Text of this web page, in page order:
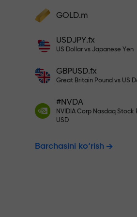
Hisobni to‘ldiring
emas. Depozit
multiplikator
Hisobingizni
Risksiz
X1000
GOLD.m
USDJPY.fx
US Dollar vs Japanese Yen
GBPUSD.fx
Great Britain Pound vs US
#NVDA
NVIDIA Corp Nasdaq Stock
USD
Barchasini ko‘rish